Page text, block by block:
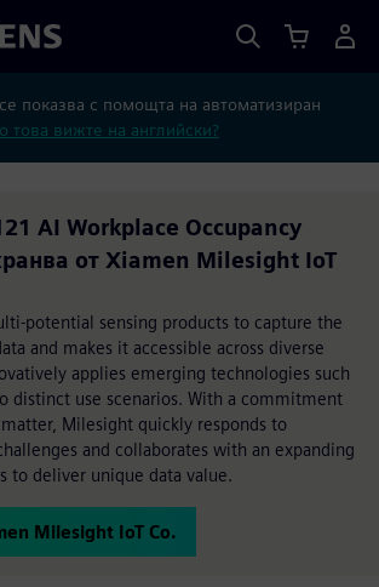
показва с помощта на автоматизиран
това вижте на английски?
AI Workplace Occupancy
от Xiamen Milesight IoT
potential sensing products to capture the
and makes it accessible across diverse
applies emerging technologies such
distinct use scenarios. With a commitment
Milesight quickly responds to
and collaborates with an expanding
to deliver unique data value.
Milesight IoT Co.